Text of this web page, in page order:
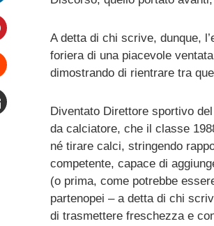
A detta di chi scrive, dunque,
foriera di una piacevole
dimostrando di rientrare tra
Diventato Direttore sportivo
da calciatore, che il classe
né tirare calci, stringendo
competente, capace di
(o prima, come potrebbe
partenopei – a detta di chi
di trasmettere freschezza e